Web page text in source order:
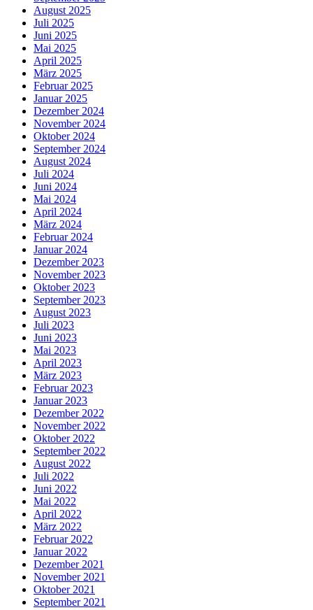
August 2025
Juli 2025
Juni 2025
Mai 2025
April 2025
März 2025
Februar 2025
Januar 2025
Dezember 2024
November 2024
Oktober 2024
September 2024
August 2024
Juli 2024
Juni 2024
Mai 2024
April 2024
März 2024
Februar 2024
Januar 2024
Dezember 2023
November 2023
Oktober 2023
September 2023
August 2023
Juli 2023
Juni 2023
Mai 2023
April 2023
März 2023
Februar 2023
Januar 2023
Dezember 2022
November 2022
Oktober 2022
September 2022
August 2022
Juli 2022
Juni 2022
Mai 2022
April 2022
März 2022
Februar 2022
Januar 2022
Dezember 2021
November 2021
Oktober 2021
September 2021